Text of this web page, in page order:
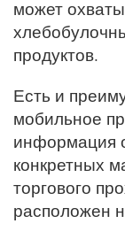
может
продуктов.
Есть и
мобильное
информация
конкретных
торгового
расположен